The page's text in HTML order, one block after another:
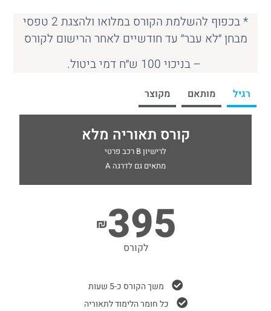
* בכפוף להשלמת הקורס במלואו ולהצגת 2 טפסי
מבחן ״לא עבר״ עד חודשיים לאחר הרישום לקורס
– בניכוי 100 ש״ח דמי ביטול.
רגיל מותאם מקוצר
קורס תאוריה מלא
לרישיון B רכב פרטי
מתאים גם לדרגה A
₪395
לקורס
משך הקורס כ-5 שעות
כל חומר הלימוד לתאוריה